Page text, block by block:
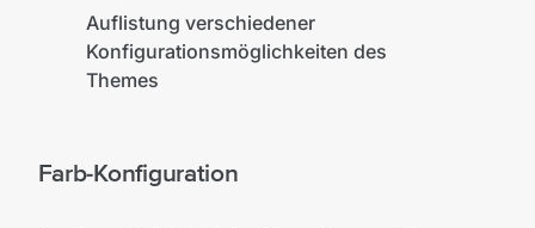
Auflistung verschiedener
Konfigurationsmöglichkeiten des
Themes
Farb-Konfiguration